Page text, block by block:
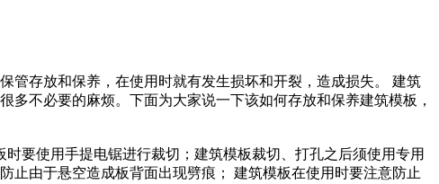
管存放和保养，在使用时就有发生损坏和开裂，造成损失。 建筑
不必要的麻烦。下面为大家说一下该如何存放和保养建筑模板，
要使用手提电锯进行裁切；建筑模板裁切、打孔之后须使用专用
止由于悬空造成板背面出现劈痕； 建筑模板在使用时要注意防止